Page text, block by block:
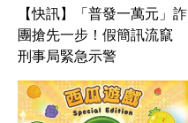
【快訊】「普發一萬元」詐
團搶先一步！假簡訊流竄
刑事局緊急示警